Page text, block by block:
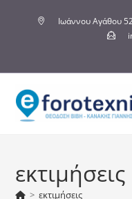
Ιωάννου Αγάθου
εκτιμήσεις
> εκτιμήσεις